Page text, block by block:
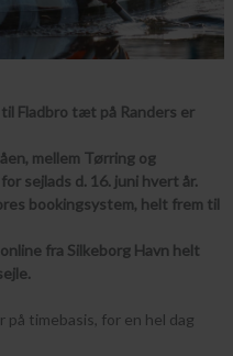
Fladbro tæt på Randers er
mellem Tørring og
sejlads d. 16. juni hvert år.
bookingsystem, helt frem til
fra Silkeborg Havn helt
på timebasis, for en hel dag